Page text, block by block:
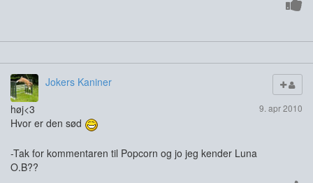
Jokers Kaniner
9. apr 2010
høj<3
Hvor er den sød
-Tak for kommentaren til Popcorn og jo jeg kender Luna
O.B??